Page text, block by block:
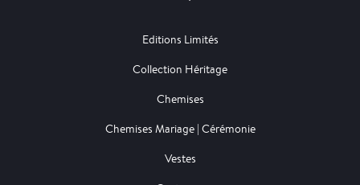
Editions Limités
Collection Héritage
Chemises
Chemises Mariage | Cérémonie
Vestes